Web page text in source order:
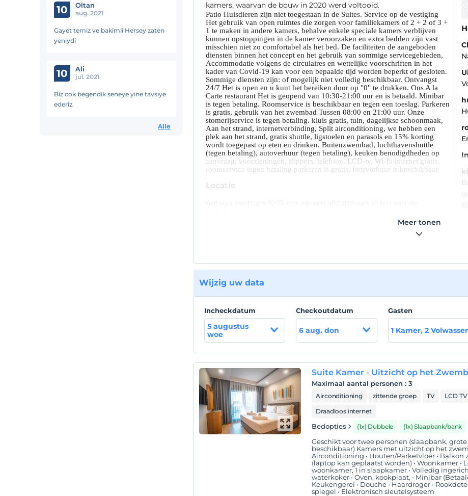
10 Oltan
aug. 2021
Gayet temiz ve bakimli Hersey zaten
yeniydi
10 Ali
jul. 2021
Biz cok begendik seneye yine tavsiye
ederiz.
Alle
kamers, waarvan de bouw in 2020 werd voltooid.
Patio Huisdieren zijn niet toegestaan in de Suites. Service op de vestiging
Het gebruik van open ruimtes die zorgen voor familiekamers of 2 + 2 of 3 +
1 te maken in andere kamers, behalve enkele speciale kamers verblijven
kunnen opstoppingen in de kamer veroorzaken en extra bedden zijn vast
misschien niet zo comfortabel als het bed. De faciliteiten de aangeboden
diensten binnen het concept en het gebruik van sommige servicegebieden,
Accommodatie volgens de circulaires en wettelijke voorschriften in het
kader van Covid-19 kan voor een bepaalde tijd worden beperkt of gesloten.
Sommige diensten zijn: of mogelijk niet volledig beschikbaar. Ontvangst
24/7 Het is open en u kunt het bereiken door op "0" te drukken. Ons A la
Carte restaurant Het is geopend van 10:30-21:00 uur en is betaald. Minibar
is tegen betaling. Roomservice is beschikbaar en tegen een toeslag. Parkeren
is gratis, gebruik van het zwembad Tussen 08:00 en 21:00 uur. Onze
stomerijservice is tegen betaling. kluis gratis, tuin, dagelijkse schoonmaak,
Aan het strand, internetverbinding, Split airconditioning, we hebben een
plek aan het strand, gratis shuttle, ligstoelen en parasols en 15% korting
wordt toegepast op eten en drinken. Buitenzwembad, luchthavenshuttle
(tegen betaling), autoverhuur (tegen betaling), keuken benodigdheden op
aanvraag, voorzieningen, slippers, telefoon, LCD-tv, Wi-Fi internet gratis,
roomservice tegen betaling parkeren is gratis, fietsverhuur is beschikbaar.
Locatie
Meer tonen
Wijzig uw data
Incheckdatum
5 augustus
woe
Checkoutdatum
6 aug. don
Gasten
1 Kamer, 2
Suite Kamer - Uitzicht op het
Maximaal aantal personen :3
Airconditioning zittende groep TV LCD TV
Draadloos internet
Bedopties (1x) Dubbele (1x) Slaapbank/bank
Geschikt voor twee personen (slaapbank,
beschikbaar) Kamers met uitzicht op het
Airconditioning • Houten/Parketvloer • Balkon
(laptop kan geplaatst worden) • Woonkamer •
woonkamer, 1 in slaapkamer • Volledig
waterkoker • Oven, kookplaat, • Minibar
Keukengerei • Douche • Haardroger •
spiegel • Elektronisch sleutelsysteem